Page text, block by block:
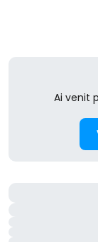
Ai venit